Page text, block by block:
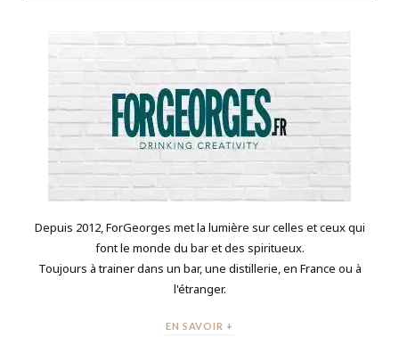
Depuis 2012, ForGeorges met la lumière sur celles et ceux qui
font le monde du bar et des spiritueux.
Toujours à trainer dans un bar, une distillerie, en France ou à
l'étranger.
EN SAVOIR +